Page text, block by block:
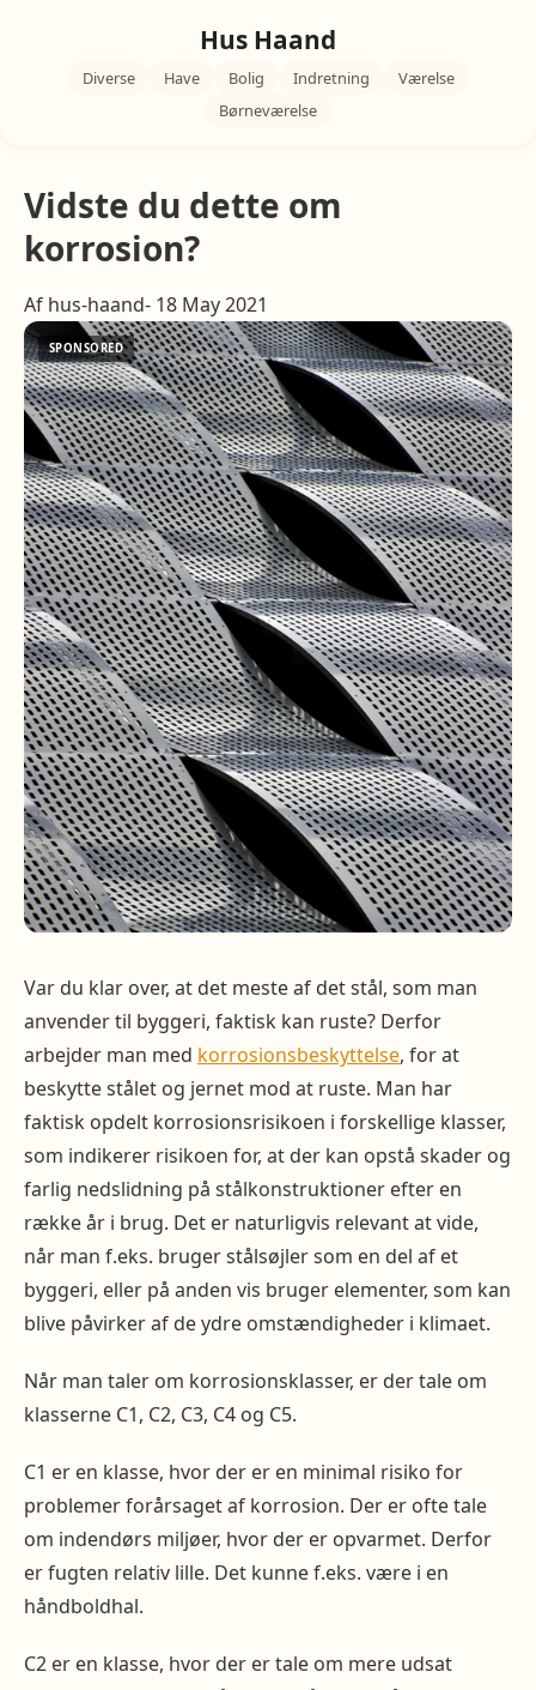
Hus Haand
Diverse Have Bolig Indretning
Værelse
Børneværelse
Vidste du dette om
korrosion?
Af hus-haand- 18 May 2021
Var du klar over, at det meste af det stål, som man
anvender til byggeri, faktisk kan ruste? Derfor
arbejder man med korrosionsbeskyttelse, for at
beskytte stålet og jernet mod at ruste. Man har
faktisk opdelt korrosionsrisikoen i forskellige klasser,
som indikerer risikoen for, at der kan opstå skader og
farlig nedslidning på stålkonstruktioner efter en
række år i brug. Det er naturligvis relevant at vide,
når man f.eks. bruger stålsøjler som en del af et
byggeri, eller på anden vis bruger elementer, som kan
blive påvirker af de ydre omstændigheder i klimaet.
Når man taler om korrosionsklasser, er der tale om
klasserne C1, C2, C3, C4 og C5.
C1 er en klasse, hvor der er en minimal risiko for
problemer forårsaget af korrosion. Der er ofte tale
om indendørs miljøer, hvor der er opvarmet. Derfor
er fugten relativ lille. Det kunne f.eks. være i en
håndboldhal.
C2 er en klasse, hvor der er tale om mere udsat